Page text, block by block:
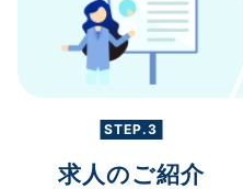
STEP.3
求人のご紹介